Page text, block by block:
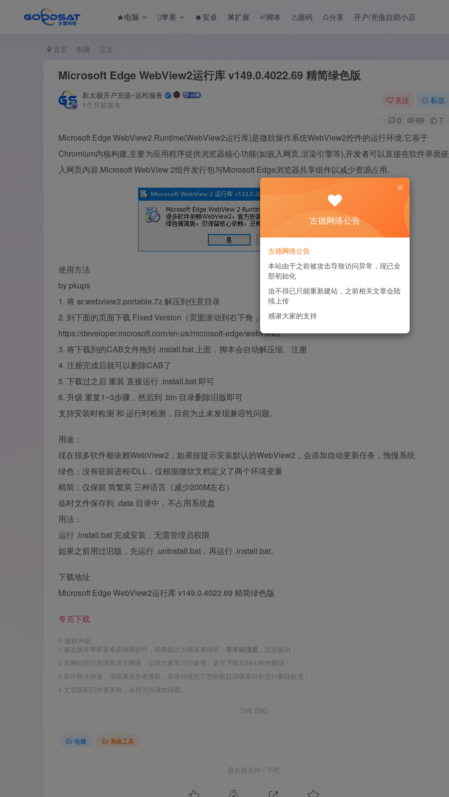
★电脑 苹果 ☻安卓 ⌘扩展 ⏎脚本 ⚠︎源码 ♺分享 开户/充值自助小店
首页 电脑 正文
Microsoft Edge WebView2运行库 v149.0.4022.69 精简绿色版
新太极开户充值~远程服务
1个月前发布
关注 私信
0 69 7
Microsoft Edge WebView2 Runtime(WebView2运行库)是微软操作系统WebView2控件的运行环境.它基于
Chromium内核构建,主要为应用程序提供浏览器核心功能(如嵌入网页,渲染引擎等),开发者可以直接在软件界面嵌
入网页内容.Microsoft WebView 2组件发行包与Microsoft Edge浏览器共享组件以减少资源占用.
使用方法
by pkups
1. 将 ar.webview2.portable.7z 解压到任意目录
2. 到下面的页面下载 Fixed Version（页面滚动到右下角，注意选自己想要的架构，一般都是64位）：
https://developer.microsoft.com/en-us/microsoft-edge/webview2
3. 将下载到的CAB文件拖到 .install.bat 上面，脚本会自动解压缩、注册
4. 注册完成后就可以删除CAB了
5. 下载过之后 重装 直接运行 .install.bat 即可
6. 升级 重复1~3步骤，然后到 .bin 目录删除旧版即可
支持安装时检测 和 运行时检测，目前为止未发现兼容性问题。
用途：
现在很多软件都依赖WebView2，如果按提示安装默认的WebView2，会添加自动更新任务，拖慢系统
绿色：没有驻留进程/DLL，仅根据微软文档定义了两个环境变量
精简：仅保留 简繁英 三种语言（减少200M左右）
临时文件保存到 .data 目录中，不占用系统盘
用法：
运行 .install.bat 完成安装，无需管理员权限
如果之前用过旧版，先运行 .unInstall.bat，再运行 .install.bat。
下载地址
Microsoft Edge WebView2运行库 v149.0.4022.69 精简绿色版
夸克下载
© 版权声明
1 修改版本苹果安卓及电脑软件，加群提示为修改者自留， 非本站信息 ，注意鉴别；
2 本网站部分资源来源于网络，仅供大家学习与参考，请于下载后24小时内删除；
3 若作商业用途，请联系原作者授权，若本站侵犯了您的权益请联系站长进行删除处理；
4 文章版权归作者所有，未经允许请勿转载。
THE END
电脑 系统工具
喜欢就支持一下吧
古德网络公告
古德网络公告
本站由于之前被攻击导致访问异常，现已全
部初始化
迫不得已只能重新建站，之前相关文章会陆
续上传
感谢大家的支持